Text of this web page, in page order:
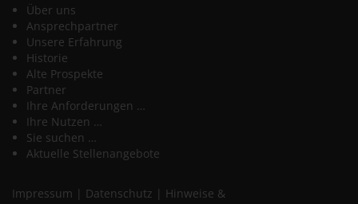
Über uns
Ansprechpartner
Unsere Erfahrung
Historie
Alte Prospekte
Partner
Ihre Anforderungen …
Ihre Nutzen …
Sie suchen …
Aktuelle Stellenangebote
Impressum | Datenschutz | Hinweise &